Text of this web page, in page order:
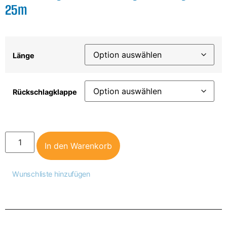
25m
Länge
Rückschlagklappe
In den Warenkorb
Wunschliste hinzufügen